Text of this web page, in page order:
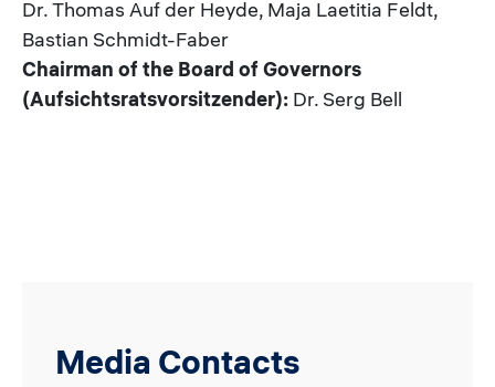
Dr. Thomas Auf der Heyde, Maja Laetitia Feldt,
Bastian Schmidt-Faber
Chairman of the Board of Governors
(Aufsichtsratsvorsitzender): Dr. Serg Bell
Media Contacts